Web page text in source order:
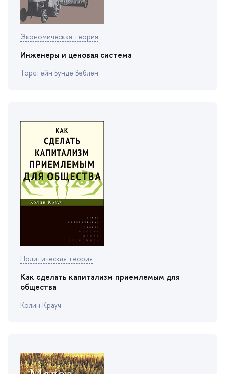
Экономическая теория
Инженеры и ценовая система
Торстейн Бунде Веблен
Политическая теория
Как сделать капитализм приемлемым для
общества
Колин Крауч